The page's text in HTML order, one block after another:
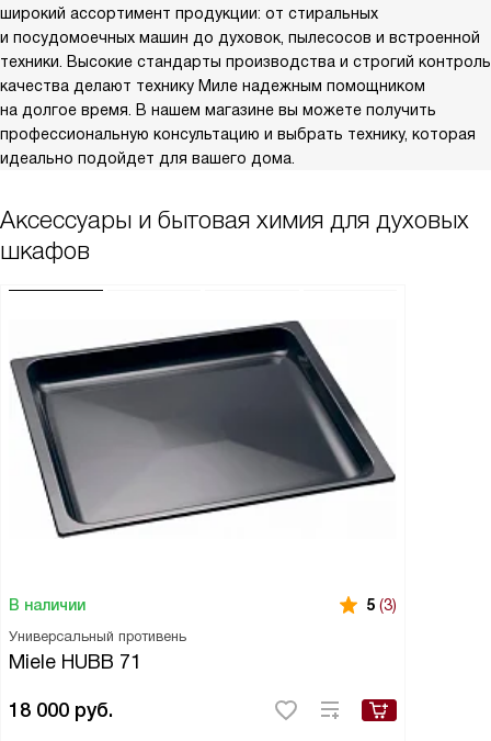
широкий ассортимент продукции: от стиральных
и посудомоечных машин до духовок, пылесосов и встроенной
техники. Высокие стандарты производства и строгий контроль
качества делают технику Миле надежным помощником
на долгое время. В нашем магазине вы можете получить
профессиональную консультацию и выбрать технику, которая
идеально подойдет для вашего дома.
Аксессуары и бытовая химия для духовых
шкафов
В наличии 5 (3)
Универсальный противень
Miele HUBB 71
18 000 руб.